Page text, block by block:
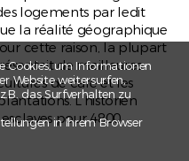
logements par ledit
la réalité géographique
cette raison, la plupart
de meilleures
de café et les
L’historien
pour 4800
Cookies, um Informationen
Website weitersurfen,
das Surfverhalten zu
in Ihrem Browser